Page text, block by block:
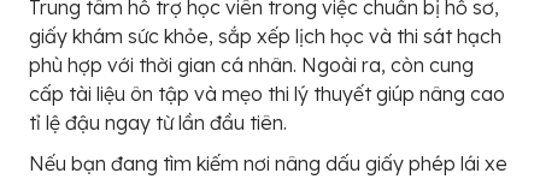
Trung tâm hỗ trợ học viên trong việc chuẩn bị hồ sơ,
giấy khám sức khỏe, sắp xếp lịch học và thi sát hạch
phù hợp với thời gian cá nhân. Ngoài ra, còn cung
cấp tài liệu ôn tập và mẹo thi lý thuyết giúp nâng cao
tỉ lệ đậu ngay từ lần đầu tiên.
Nếu bạn đang tìm kiếm nơi nâng dấu giấy phép lái xe